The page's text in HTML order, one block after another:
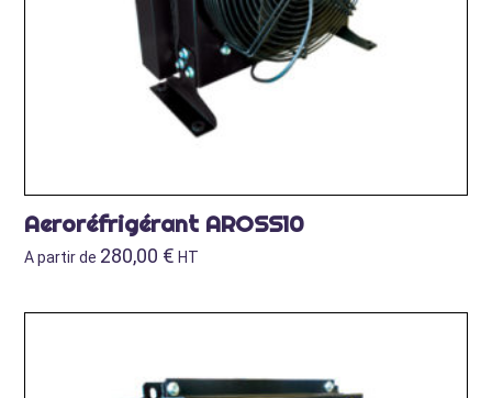
Aeroréfrigérant AROSS10
A partir de 280,00 € HT